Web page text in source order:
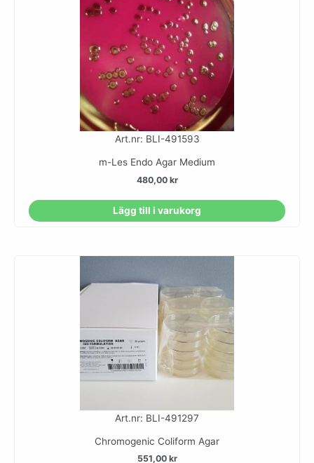
Art.nr: BLI-491593
m-Les Endo Agar Medium
480,00 kr
Lägg till i varukorg
Art.nr: BLI-491297
Chromogenic Coliform Agar
551,00 kr